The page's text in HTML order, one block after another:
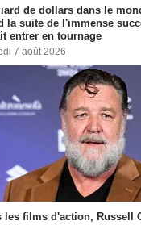
de dollars dans le
la suite de l'immense
entrer en tournage
7 août 2026
les films d'action, Russell